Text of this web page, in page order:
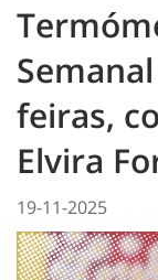
feiras,
Elvira
19-11-2025